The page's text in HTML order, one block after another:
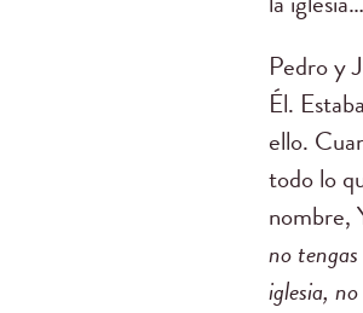
Pedro y
Él.
ello.
todo lo
nombre,
no
iglesia,